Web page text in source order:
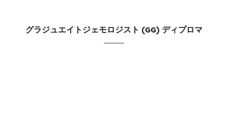
グラジュエイトジェモロジスト (GG) ディプロマ